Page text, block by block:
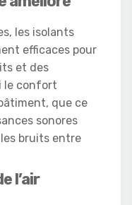
les isolants
efficaces pour
et des
le confort
que ce
sonores
bruits entre
l’air